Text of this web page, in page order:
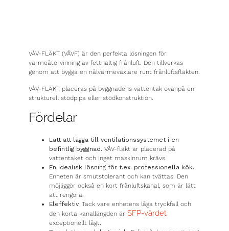
VÅV-FLÄKT (VÅVF) är den perfekta lösningen för
värmeåtervinning av fetthaltig frånluft. Den tillverkas
genom att bygga en nålvärmeväxlare runt frånluftsfläkten.
VÅV-FLÄKT placeras på byggnadens vattentak ovanpå en
strukturell stödpipa eller stödkonstruktion.
Fördelar
Lätt att lägga till ventilationssystemet i en
befintlig byggnad. VÅV-fläkt är placerad på
vattentaket och inget maskinrum krävs.
En idealisk lösning för t.ex. professionella kök.
Enheten är smutstolerant och kan tvättas. Den
möjliggör också en kort frånluftskanal, som är lätt
att rengöra.
Eleffektiv. Tack vare enhetens låga tryckfall och
den korta kanallängden är SFP-värdet
exceptionellt lågt.